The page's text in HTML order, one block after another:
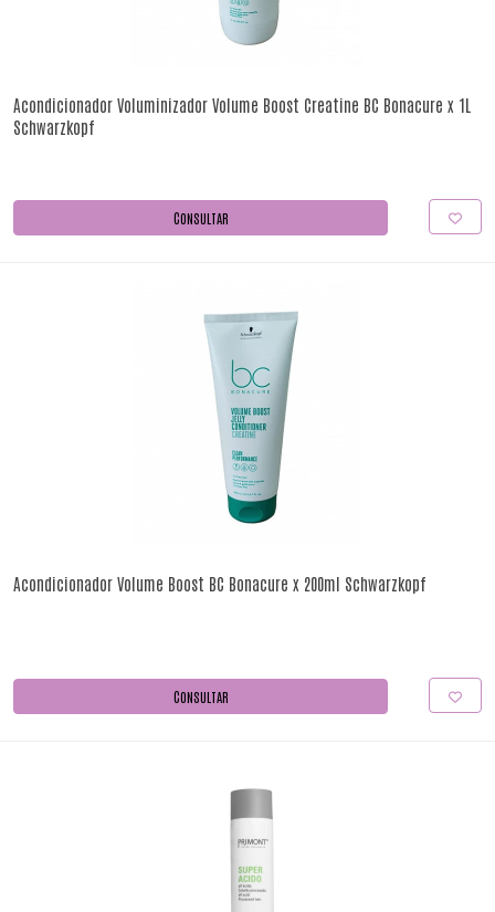
Acondicionador Voluminizador Volume Boost Creatine BC Bonacure x 1L
Schwarzkopf
CONSULTAR
Acondicionador Volume Boost BC Bonacure x 200ml Schwarzkopf
CONSULTAR